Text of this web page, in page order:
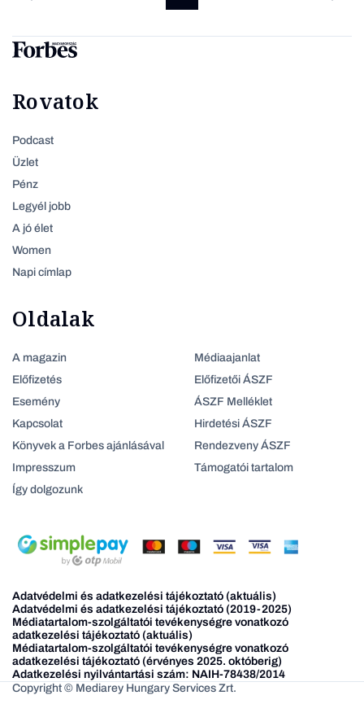
Rovatok
Podcast
Üzlet
Pénz
Legyél jobb
A jó élet
Women
Napi címlap
Oldalak
A magazin
Előfizetés
Esemény
Kapcsolat
Könyvek a Forbes ajánlásával
Impresszum
Így dolgozunk
Médiaajanlat
Előfizetői ÁSZF
ÁSZF Melléklet
Hirdetési ÁSZF
Rendezveny ÁSZF
Támogatói tartalom
Adatvédelmi és adatkezelési tájékoztató (aktuális)
Adatvédelmi és adatkezelési tájékoztató (2019-2025)
Médiatartalom-szolgáltatói tevékenységre vonatkozó
adatkezelési tájékoztató (aktuális)
Médiatartalom-szolgáltatói tevékenységre vonatkozó
adatkezelési tájékoztató (érvényes 2025. októberig)
Adatkezelési nyilvántartási szám: NAIH-78438/2014
Copyright © Mediarey Hungary Services Zrt.